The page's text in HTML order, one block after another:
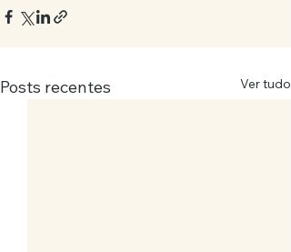
Posts recentes Ver tudo